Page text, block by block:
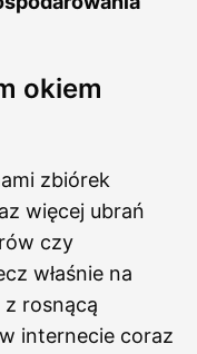
okiem
zbiórek
więcej ubrań
czy
właśnie na
rosnącą
internecie coraz